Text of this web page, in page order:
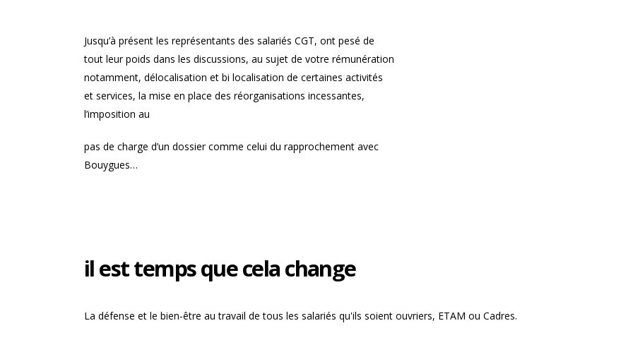
Jusqu’à présent les représentants des salariés CGT, ont pesé de
tout leur poids dans les discussions, au sujet de votre rémunération
notamment, délocalisation et bi localisation de certaines activités
et services, la mise en place des réorganisations incessantes,
l’imposition au
pas de charge d’un dossier comme celui du rapprochement avec
Bouygues…
il est temps que cela change
La défense et le bien-être au travail de tous les salariés qu'ils soient ouvriers, ETAM ou Cadres.